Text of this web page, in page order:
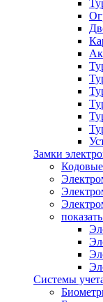
Замки
Системы